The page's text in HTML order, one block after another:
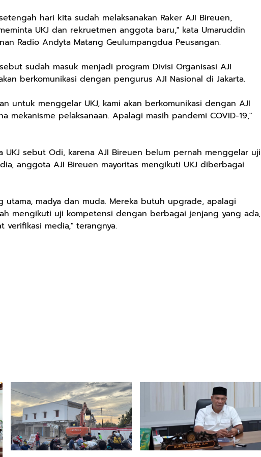
hari kita sudah melaksanakan Raker AJI Bireuen,
UKJ dan rekruetmen anggota baru," kata Umaruddin
Radio Andyta Matang Geulumpangdua Peusangan.
sudah masuk menjadi program Divisi Organisasi AJI
berkomunikasi dengan pengurus AJI Nasional di Jakarta.
untuk menggelar UKJ, kami akan berkomunikasi dengan AJI
mekanisme pelaksanaan. Apalagi masih pandemi COVID-19,"
UKJ sebut Odi, karena AJI Bireuen belum pernah menggelar uji
anggota AJI Bireuen mayoritas mengikuti UKJ diberbagai
madya dan muda. Mereka butuh upgrade, apalagi
mengikuti uji kompetensi dengan berbagai jenjang yang ada,
verifikasi media," terangnya.